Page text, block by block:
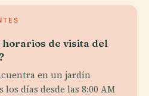
horarios de visita del
en un jardín
días desde las 8:00 AM